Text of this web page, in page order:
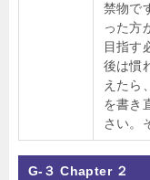
禁物で
った方
目指す
後は慣
えたら
を書き
さい。
G-３ Chapter ２